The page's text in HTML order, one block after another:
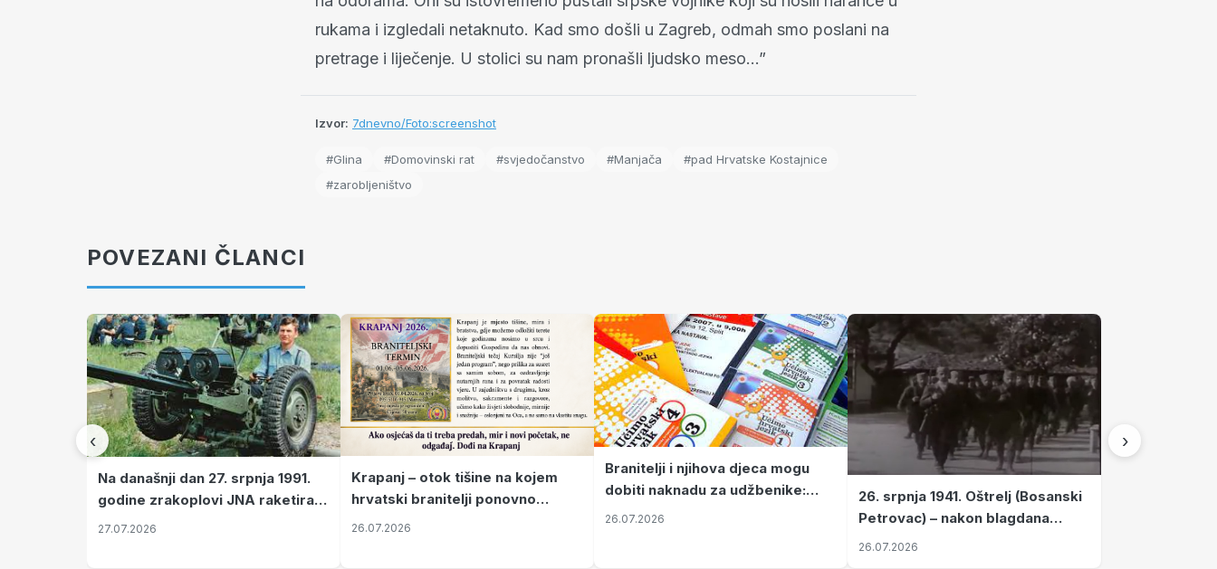
rukama i izgledali netaknuto. Kad smo došli u Zagreb, odmah smo poslani na
pretrage i liječenje. U stolici su nam pronašli ljudsko meso…”
Izvor: 7dnevno/Foto:screenshot
#Glina #Domovinski rat #svjedočanstvo #Manjača
#pad Hrvatske Kostajnice
#zarobljeništvo
POVEZANI ČLANCI
‹
Na današnji dan 27. srpnja 1991.
godine zrakoplovi JNA raketirali
su vojarnu i obučni centar "Nikola
27.07.2026
Krapanj – otok tišine na kojem
hrvatski branitelji ponovno
pronalaze mir
26.07.2026
Branitelji i njihova djeca mogu
dobiti naknadu za udžbenike:
zahtjevi se podnose do 31.
26.07.2026
26. srpnja 1941. Oštrelj (Bosanski
Petrovac) – nakon blagdana
Svete Ane izvršen napad srpskih
26.07.2026
›